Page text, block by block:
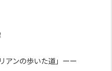
アンの歩いた道」ーー